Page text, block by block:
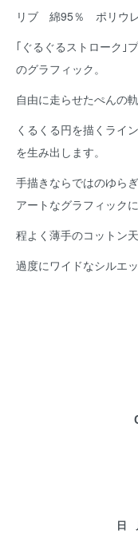
リブ 綿95％ ポリウ
｢ぐるぐるストローク｣
のグラフィック。
自由に走らせたぺんの
くるくる円を描くライ
を生み出します。
手描きならではのゆら
アートなグラフィック
程よく薄手のコットン
過度にワイドなシルエ
日